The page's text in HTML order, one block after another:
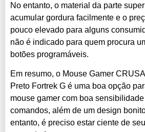
No entanto, o material da parte
acumular gordura facilmente e o
pouco elevado para alguns
não é indicado para quem procura
botões programáveis.
Em resumo, o Mouse Gamer
Preto Fortrek G é uma boa opção
mouse gamer com boa
comandos, além de um design
entanto, é preciso estar ciente de